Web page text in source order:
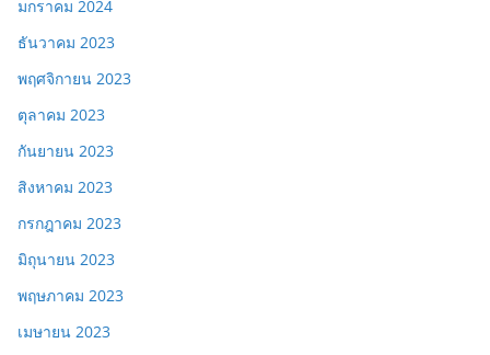
มกราคม 2024
ธันวาคม 2023
พฤศจิกายน 2023
ตุลาคม 2023
กันยายน 2023
สิงหาคม 2023
กรกฎาคม 2023
มิถุนายน 2023
พฤษภาคม 2023
เมษายน 2023